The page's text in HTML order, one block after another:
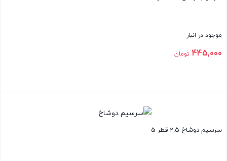
موجود در انبار
445,000 تومان
سرسیم دوشاخ 2.5 قطر 5